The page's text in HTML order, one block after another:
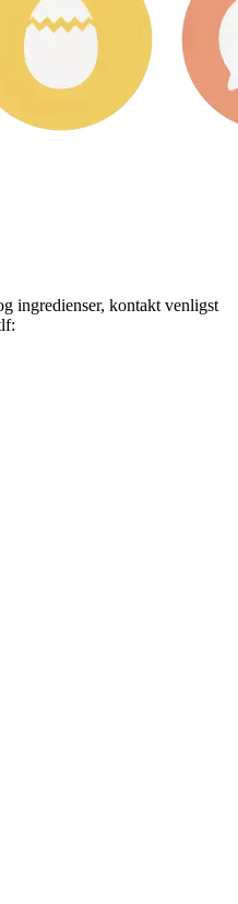
ingredienser, kontakt venligst